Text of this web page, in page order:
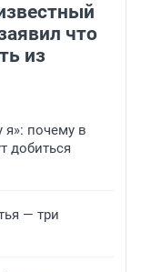
что
из
почему в
добиться
— три